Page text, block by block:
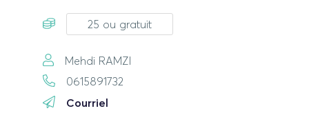
25 ou gratuit
Mehdi RAMZI
0615891732
Courriel